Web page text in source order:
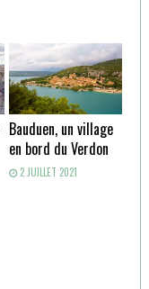
Bauduen, un village
en bord du Verdon
2 JUILLET 2021